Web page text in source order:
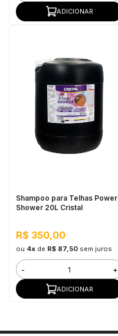
ADICIONAR
Shampoo para Telhas Power
Shower 20L Cristal
R$ 350,00
ou 4xde R$ 87,50 sem juros
- +
ADICIONAR